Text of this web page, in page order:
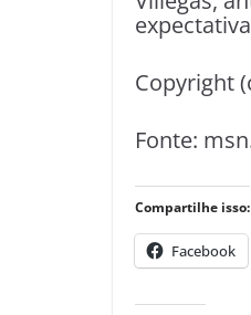
Copyright
Fonte:
Compartilhe isso:
Facebook